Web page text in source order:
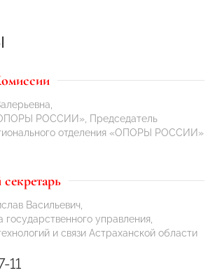
РОССИИ», Председатель
отделения «ОПОРЫ РОССИИ»
Васильевич,
управления,
и связи Астраханской области
11